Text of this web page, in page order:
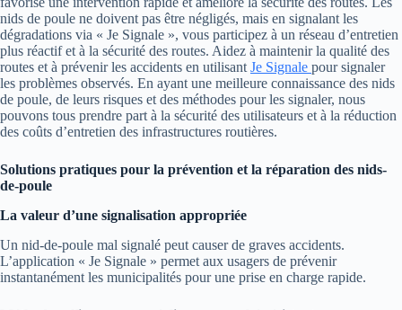
nids de poule ne doivent pas être négligés, mais en signalant les
dégradations via « Je Signale », vous participez à un réseau d’entretien
plus réactif et à la sécurité des routes. Aidez à maintenir la qualité des
routes et à prévenir les accidents en utilisantJe Signale pour signaler
les problèmes observés. En ayant une meilleure connaissance des nids
de poule, de leurs risques et des méthodes pour les signaler, nous
pouvons tous prendre part à la sécurité des utilisateurs et à la réduction
des coûts d’entretien des infrastructures routières.
Solutions pratiques pour la prévention et la réparation des nids-
de-poule
La valeur d’une signalisation appropriée
Un nid-de-poule mal signalé peut causer de graves accidents.
L’application « Je Signale » permet aux usagers de prévenir
instantanément les municipalités pour une prise en charge rapide.